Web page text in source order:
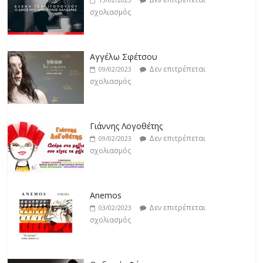
18/02/2023
Δεν επιτρέπεται
σχολιασμός
σχολιασμός
Αγγέλω Σφέτσου
09/02/2023
Δεν επιτρέπεται
σχολιασμός
Γιάννης Λογοθέτης
09/02/2023
Δεν επιτρέπεται
σχολιασμός
Anemos
03/02/2023
Δεν επιτρέπεται
σχολιασμός